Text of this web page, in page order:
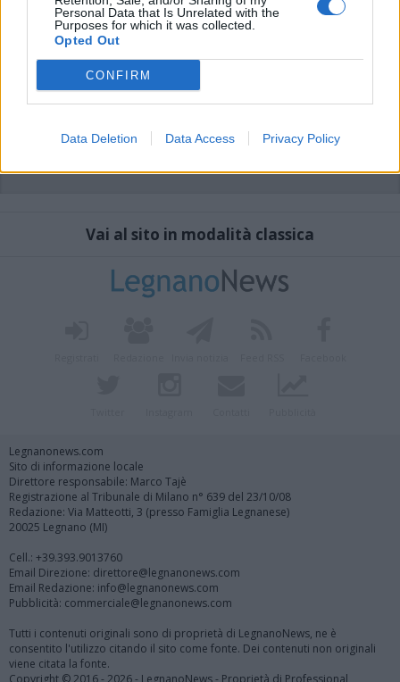
Personal Data that Is Unrelated with the
Purposes for which it was collected.
Opted Out
CONFIRM
Data Deletion Data Access Privacy Policy
Vai al sito in modalità classica
Legnanonews.com
Sito di informazione locale
Direttore responsabile: Marco Tajè
Registrazione al Tribunale di Milano n° 639 del 23/10/08
Redazione: Via Matteotti, 3 (presso Famiglia Legnanese)
20025 Legnano (MI)
Cell.: +39.393.9013760
Email Direzione: direttore@legnanonews.com
Email Redazione: info@legnanonews.com
Pubblicità: commerciale@legnanonews.com
Tutti i contenuti originali sono di proprietà di LegnanoNews, ne è
consentito l'utilizzo citando il sito come fonte. Dei contenuti non originali
viene citata la fonte.
Copyright © 2016 - 2026 - LegnanoNews - Proprietà di Professional